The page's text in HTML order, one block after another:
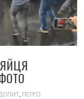
, ПЕТРО